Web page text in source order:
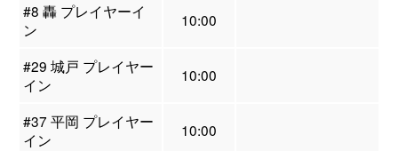
#8 轟 プレイヤーイ
ン
10:00
#29 城戸 プレイヤー
イン
10:00
#37 平岡 プレイヤー
イン
10:00